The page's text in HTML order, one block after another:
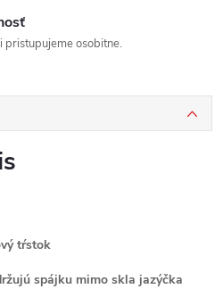
pristupujeme osobitne.
tŕstok
spájku mimo skla jazýčka